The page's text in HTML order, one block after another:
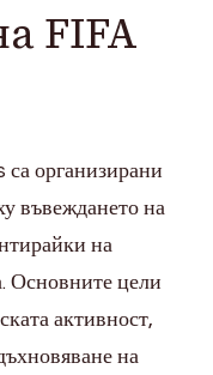
FIFA
организирани
въвеждането на
на
Основните цели
активност,
на